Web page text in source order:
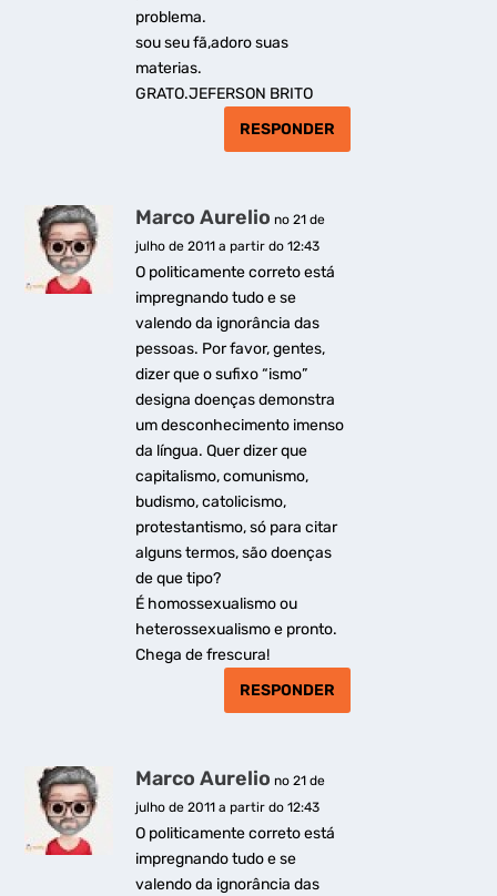
problema.
sou seu fã,adoro suas
materias.
GRATO.JEFERSON BRITO
RESPONDER
Marco Aurelio no 21 de
julho de 2011 a partir do 12:43
O politicamente correto está
impregnando tudo e se
valendo da ignorância das
pessoas. Por favor, gentes,
dizer que o sufixo “ismo”
designa doenças demonstra
um desconhecimento imenso
da língua. Quer dizer que
capitalismo, comunismo,
budismo, catolicismo,
protestantismo, só para citar
alguns termos, são doenças
de que tipo?
É homossexualismo ou
heterossexualismo e pronto.
Chega de frescura!
RESPONDER
Marco Aurelio no 21 de
julho de 2011 a partir do 12:43
O politicamente correto está
impregnando tudo e se
valendo da ignorância das